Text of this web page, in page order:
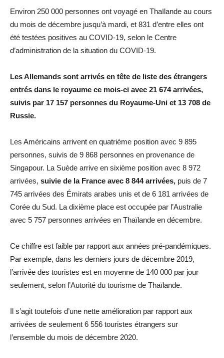
Environ 250 000 personnes ont voyagé en Thaïlande au cours
du mois de décembre jusqu’à mardi, et 831 d’entre elles ont
été testées positives au COVID-19, selon le Centre
d’administration de la situation du COVID-19.
Les Allemands sont arrivés en tête de liste des étrangers
entrés dans le royaume ce mois-ci avec 21 674 arrivées,
suivis par 17 157 personnes du Royaume-Uni et 13 708 de
Russie.
Les Américains arrivent en quatrième position avec 9 895
personnes, suivis de 9 868 personnes en provenance de
Singapour. La Suède arrive en sixième position avec 8 972
arrivées, suivie de la France avec 8 844 arrivées, puis de 7
745 arrivées des Émirats arabes unis et de 6 181 arrivées de
Corée du Sud. La dixième place est occupée par l’Australie
avec 5 757 personnes arrivées en Thaïlande en décembre.
Ce chiffre est faible par rapport aux années pré-pandémiques.
Par exemple, dans les derniers jours de décembre 2019,
l’arrivée des touristes est en moyenne de 140 000 par jour
seulement, selon l’Autorité du tourisme de Thaïlande.
Il s’agit toutefois d’une nette amélioration par rapport aux
arrivées de seulement 6 556 touristes étrangers sur
l’ensemble du mois de décembre 2020.